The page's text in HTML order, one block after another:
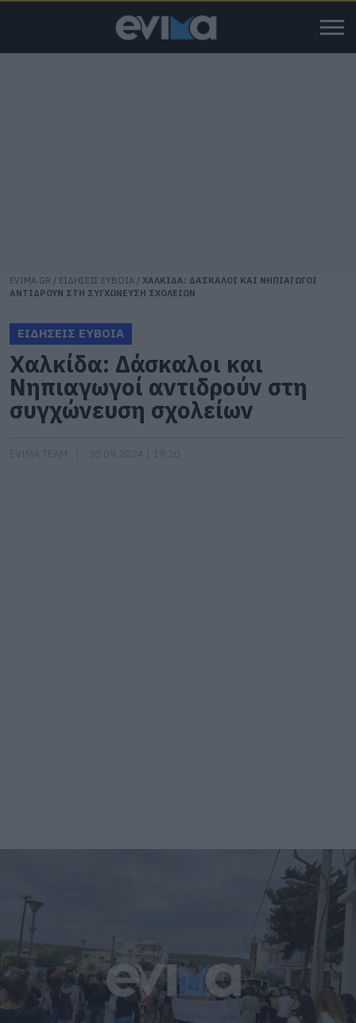
EVIMA.GR / ΕΙΔΗΣΕΙΣ ΕΥΒΟΙΑ / ΧΑΛΚΙΔΑ: ΔΑΣΚΑΛΟΙ ΚΑΙ ΝΗΠΙΑΓΩΓΟΙ
ΑΝΤΙΔΡΟΥΝ ΣΤΗ ΣΥΓΧΩΝΕΥΣΗ ΣΧΟΛΕΙΩΝ
ΕΙΔΗΣΕΙΣ ΕΥΒΟΙΑ
Χαλκίδα: Δάσκαλοι και
Νηπιαγωγοί αντιδρούν στη
συγχώνευση σχολείων